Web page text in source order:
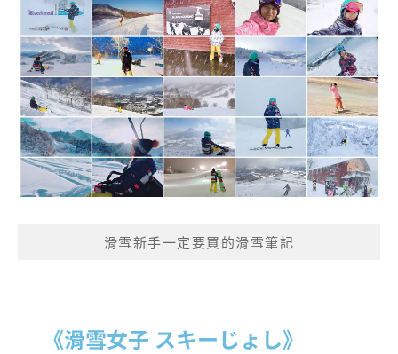
滑雪新手一定要買的滑雪筆記